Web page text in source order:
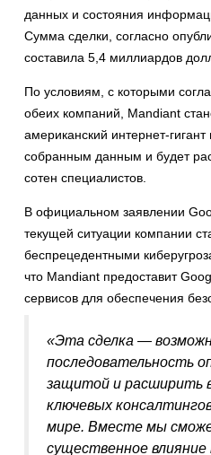
данных и состояния
Сумма сделки, согласно
составила 5,4 миллиардов
По условиям, с которыми
обеих компаний, Mandiant
американский интернет-гигант
собранным данным и будет
сотен специалистов.
В официальном заявлении
текущей ситуации компании
беспрецедентными
что Mandiant предоставит
сервисов для обеспечения
«Эта сделка —
последовательность
защитой и расширить
ключевых
мире. Вместе мы
существенное влияние